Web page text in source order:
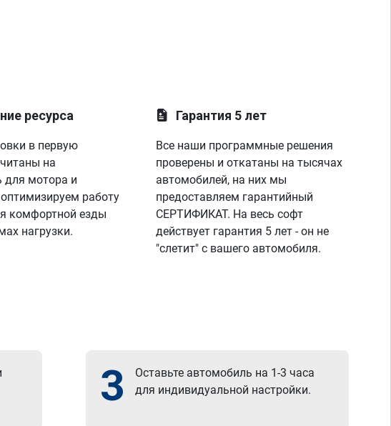
ресурса
в первую
на
для мотора и
работу
комфортной езды
нагрузки.
Гарантия 5 лет
Все наши программные решения
проверены и откатаны на тысячах
автомобилей, на них мы
предоставляем гарантийный
СЕРТИФИКАТ. На весь софт
действует гарантия 5 лет - он не
"слетит" с вашего автомобиля.
3
Оставьте автомобиль на 1-3 часа
для индивидуальной настройки.